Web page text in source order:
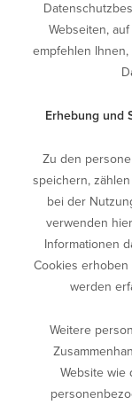
Webseiten,
empfehlen
Erhebung und
Zu den
speichern,
bei der
verwenden
Informationen
Cookies
werden
Weitere
Website wie